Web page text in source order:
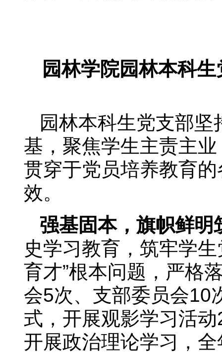
园林学院园林本科
园林本科生党支部
基，聚焦学生主责主
贯穿于党员培养教育
效。
强基固本，旗帜鲜明
史学习教育，筑牢学
育才”根本问题，严格
会5次、支部委员会10
式，开展观影学习活
开展政治理论学习，